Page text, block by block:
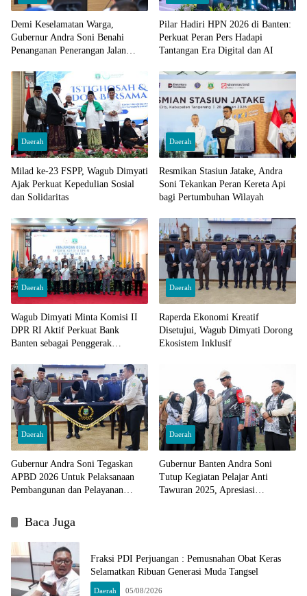
Demi Keselamatan Warga,
Gubernur Andra Soni Benahi
Penanganan Penerangan Jalan
Pilar Hadiri HPN 2026 di Banten:
Perkuat Peran Pers Hadapi
Tantangan Era Digital dan AI
Daerah
Milad ke-23 FSPP, Wagub Dimyati
Ajak Perkuat Kepedulian Sosial
dan Solidaritas
Daerah
Resmikan Stasiun Jatake, Andra
Soni Tekankan Peran Kereta Api
bagi Pertumbuhan Wilayah
Daerah
Wagub Dimyati Minta Komisi II
DPR RI Aktif Perkuat Bank
Banten sebagai Penggerak
Daerah
Raperda Ekonomi Kreatif
Disetujui, Wagub Dimyati Dorong
Ekosistem Inklusif
Daerah
Gubernur Andra Soni Tegaskan
APBD 2026 Untuk Pelaksanaan
Pembangunan dan Pelayanan
Daerah
Gubernur Banten Andra Soni
Tutup Kegiatan Pelajar Anti
Tawuran 2025, Apresiasi
Baca Juga
Fraksi PDI Perjuangan : Pemusnahan Obat Keras
Selamatkan Ribuan Generasi Muda Tangsel
Daerah 05/08/2026